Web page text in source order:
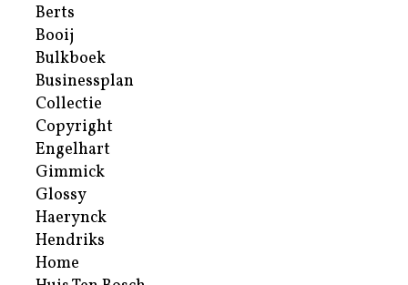
Berts
Booij
Bulkboek
Businessplan
Collectie
Copyright
Engelhart
Gimmick
Glossy
Haerynck
Hendriks
Home